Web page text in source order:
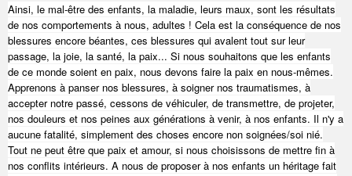
Ainsi, le mal-être des enfants, la maladie, leurs maux, sont les résultats
de nos comportements à nous, adultes ! Cela est la conséquence de nos
blessures encore béantes, ces blessures qui avalent tout sur leur
passage, la joie, la santé, la paix... Si nous souhaitons que les enfants
de ce monde soient en paix, nous devons faire la paix en nous-mêmes.
Apprenons à panser nos blessures, à soigner nos traumatismes, à
accepter notre passé, cessons de véhiculer, de transmettre, de projeter,
nos douleurs et nos peines aux générations à venir, à nos enfants. Il n'y a
aucune fatalité, simplement des choses encore non soignées/soi nié.
Tout ne peut être que paix et amour, si nous choisissons de mettre fin à
nos conflits intérieurs. A nous de proposer à nos enfants un héritage fait